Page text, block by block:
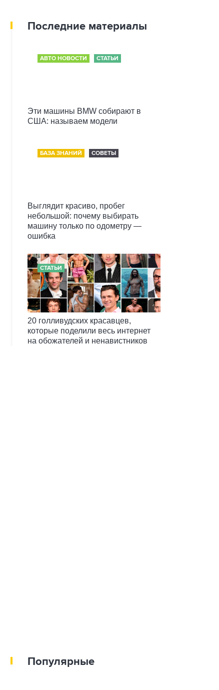
Последние материалы
АВТО НОВОСТИ СТАТЬИ
Эти машины BMW собирают в
США: называем модели
БАЗА ЗНАНИЙ СОВЕТЫ
Выглядит красиво, пробег
небольшой: почему выбирать
машину только по одометру —
ошибка
СТАТЬИ
20 голливудских красавцев,
которые поделили весь интернет
на обожателей и ненавистников
Популярные